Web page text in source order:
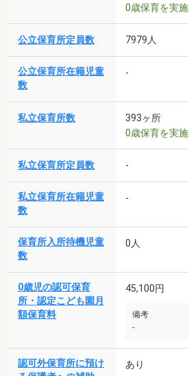
0歳保育を実施
公立保育所定員数 7979人
公立保育所在籍児童
数
-
私立保育所数
393ヶ所
0歳保育を実施
私立保育所定員数 -
私立保育所在籍児童
数
-
保育所入所待機児童
数
0人
0歳児の認可保育
所・認定こども園月
額保育料
45,100円
備考
-
認可外保育所に預け
あり